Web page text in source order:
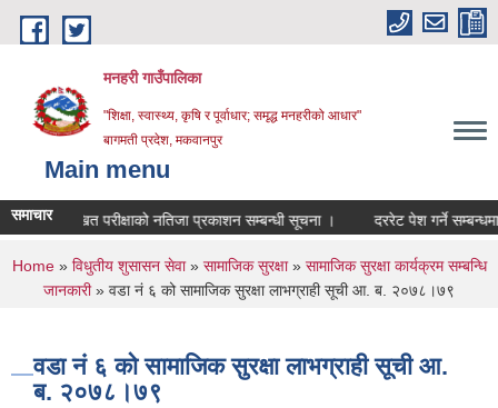
Skip to main content
मनहरी गाउँपालिका
"शिक्षा, स्वास्थ्य, कृषि र पूर्वाधार; समृद्ध मनहरीको आधार"
बागमती प्रदेश, मकवानपुर
Main menu
समाचार
लिखित परीक्षाको नतिजा प्रकाशन सम्बन्धी सूचना । दररेट पेश गर्ने सम्बन्धमा ।
You are here
Home» विधुतीय शुसासन सेवा» सामाजिक सुरक्षा» सामाजिक सुरक्षा कार्यक्रम सम्बन्धि
जानकारी» वडा नं ६ को सामाजिक सुरक्षा लाभग्राही सूची आ. ब. २०७८।७९
वडा नं ६ को सामाजिक सुरक्षा लाभग्राही सूची आ.
ब. २०७८।७९